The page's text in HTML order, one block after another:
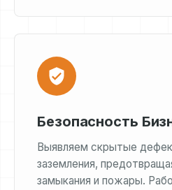
Безопасность
Выявляем скрытые
заземления,
замыкания и пожары.